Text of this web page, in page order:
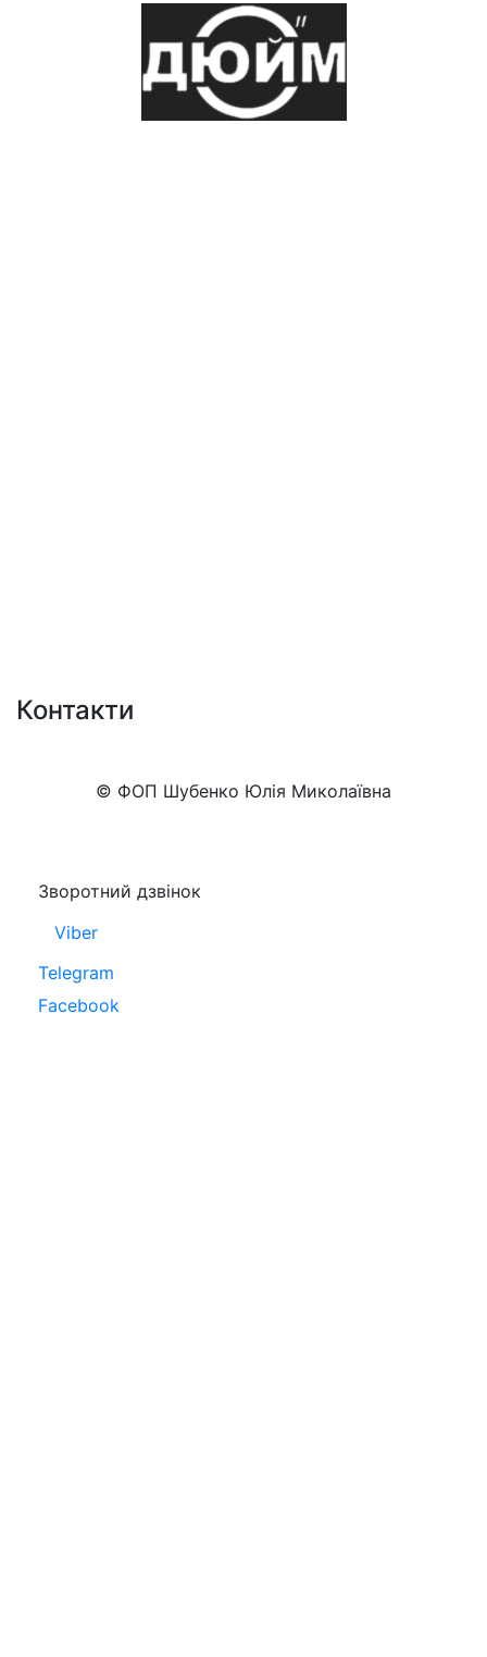
Контакти
© ФОП Шубенко Юлія Миколаївна
Зворотний дзвінок
Viber
Telegram
Facebook